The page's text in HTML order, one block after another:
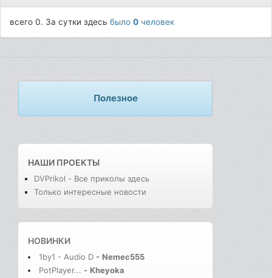
всего 0. За сутки здесьбыло0 человек
Полезное
НАШИ ПРОЕКТЫ
DVPrikol - Все приколы здесь
Только интересные новости
НОВИНКИ
1by1 - Audio D - Nemec555
PotPlayer... - Kheyoka